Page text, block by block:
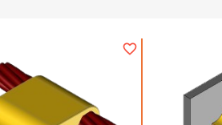
favorite_border